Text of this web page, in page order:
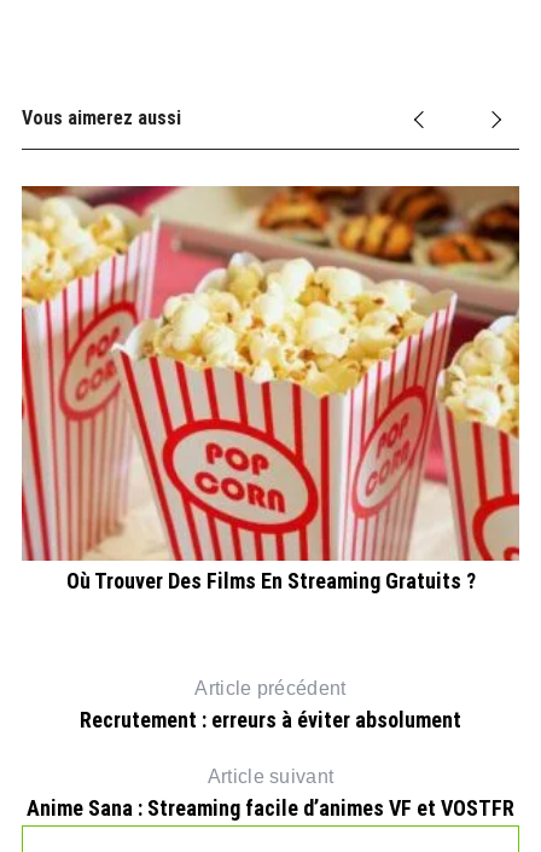
Vous aimerez aussi
Où Trouver Des Films En Streaming Gratuits ?
Article précédent
Recrutement : erreurs à éviter absolument
Article suivant
Anime Sana : Streaming facile d’animes VF et VOSTFR